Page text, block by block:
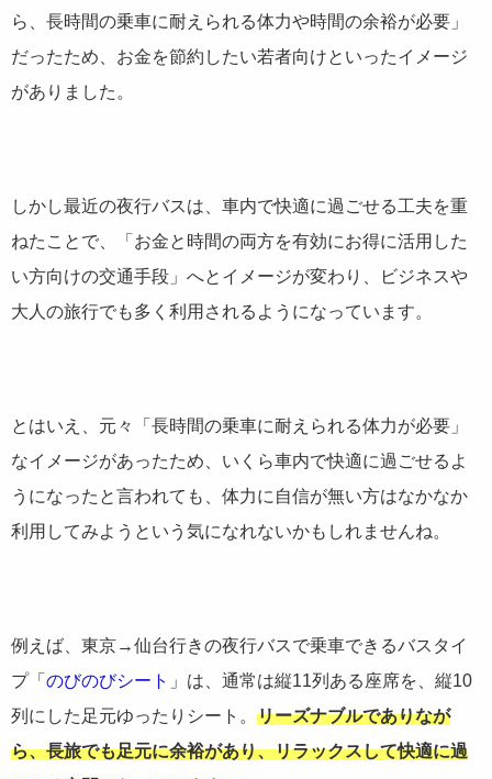
ら、長時間の乗車に耐えられる体力や時間の余裕が必要」
だったため、お金を節約したい若者向けといったイメージ
がありました。
しかし最近の夜行バスは、車内で快適に過ごせる工夫を重
ねたことで、「お金と時間の両方を有効にお得に活用した
い方向けの交通手段」へとイメージが変わり、ビジネスや
大人の旅行でも多く利用されるようになっています。
とはいえ、元々「長時間の乗車に耐えられる体力が必要」
なイメージがあったため、いくら車内で快適に過ごせるよ
うになったと言われても、体力に自信が無い方はなかなか
利用してみようという気になれないかもしれませんね。
例えば、東京→仙台行きの夜行バスで乗車できるバスタイ
プ「 のびのびシート 」は、通常は縦11列ある座席を、縦10
列にした足元ゆったりシート。 リーズナブルでありなが
ら、長旅でも足元に余裕があり、リラックスして快適に過